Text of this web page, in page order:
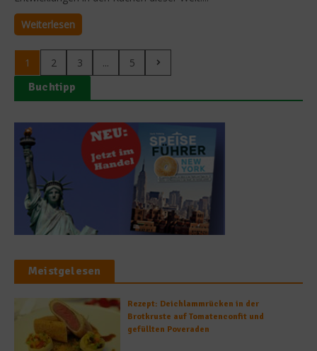
Weiterlesen
1 2 3 ... 5
Buchtipp
Meistgelesen
Rezept: Deichlammrücken in der
Brotkruste auf Tomatenconfit und
gefüllten Poveraden